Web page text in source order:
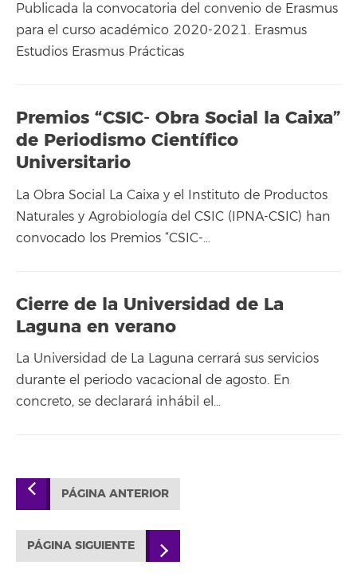
Publicada la convocatoria del convenio de Erasmus
para el curso académico 2020-2021. Erasmus
Estudios Erasmus Prácticas
Premios “CSIC- Obra Social la Caixa”
de Periodismo Científico
Universitario
La Obra Social La Caixa y el Instituto de Productos
Naturales y Agrobiología del CSIC (IPNA-CSIC) han
convocado los Premios “CSIC-…
Cierre de la Universidad de La
Laguna en verano
La Universidad de La Laguna cerrará sus servicios
durante el periodo vacacional de agosto. En
concreto, se declarará inhábil el…
PÁGINA ANTERIOR
PÁGINA SIGUIENTE